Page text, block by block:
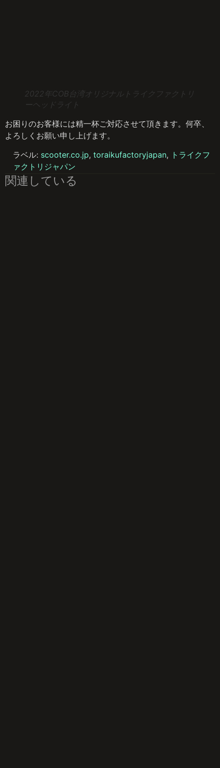
2022年COB台湾オリジナルトライクファクトリ
ーヘッドライト
お困りのお客様には精一杯ご対応させて頂きます。何卒、
よろしくお願い申し上げます。
ラベル: scooter.co.jp, toraikufactoryjapan, トライクフ
ァクトリジャパン
関連している